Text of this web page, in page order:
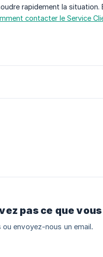
rapidement la situation.
contacter le Service
pas ce que
envoyez-nous un email.